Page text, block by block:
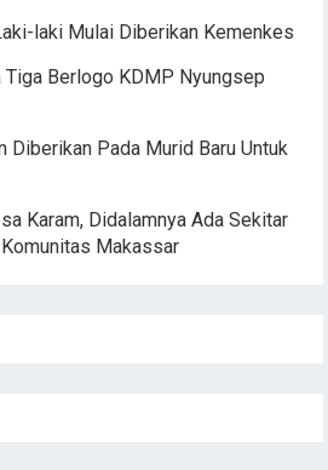
laki Mulai Diberikan Kemenkes
Berlogo KDMP Nyungsep
Diberikan Pada Murid Baru Untuk
Karam, Didalamnya Ada Sekitar
Makassar